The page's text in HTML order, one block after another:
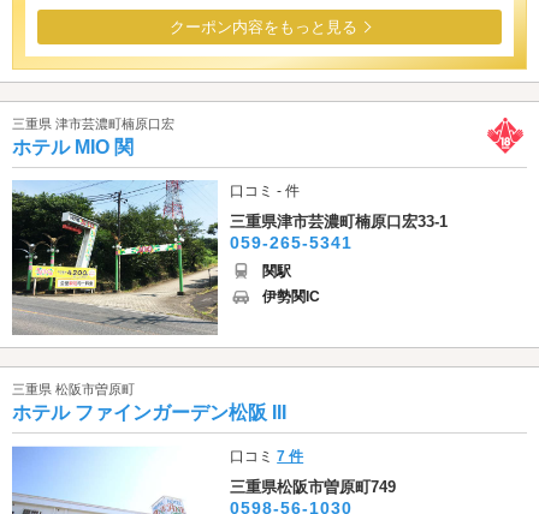
クーポン内容をもっと見る
三重県 津市芸濃町楠原口宏
ホテル MIO 関
口コミ - 件
三重県津市芸濃町楠原口宏33-1
059-265-5341
関駅
伊勢関IC
三重県 松阪市曽原町
ホテル ファインガーデン松阪 III
口コミ7 件
三重県松阪市曽原町749
0598-56-1030